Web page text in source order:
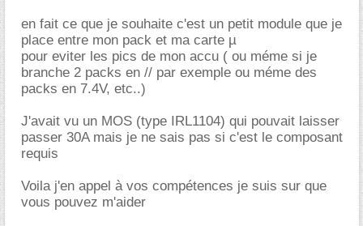
en fait ce que je souhaite c'est un petit module que je
place entre mon pack et ma carte µ
pour eviter les pics de mon accu ( ou méme si je
branche 2 packs en // par exemple ou méme des
packs en 7.4V, etc..)
J'avait vu un MOS (type IRL1104) qui pouvait laisser
passer 30A mais je ne sais pas si c'est le composant
requis
Voila j'en appel à vos compétences je suis sur que
vous pouvez m'aider